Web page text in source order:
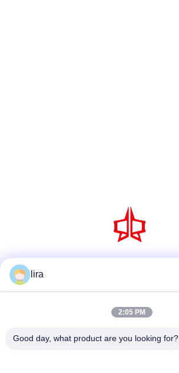
lira
2:05 PM
Good day, what product are you looking for?